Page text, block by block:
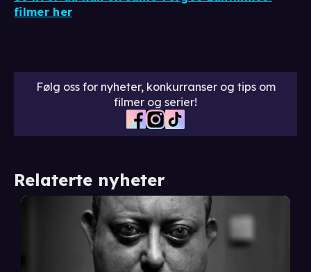
filmer her
Følg oss for nyheter, konkurranser og tips om
filmer og serier!
Relaterte nyheter